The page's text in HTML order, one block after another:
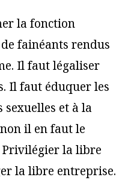
la fonction
fainéants rendus
Il faut légaliser
Il faut éduquer les
et à la
il en faut le
Privilégier la libre
la libre entreprise.